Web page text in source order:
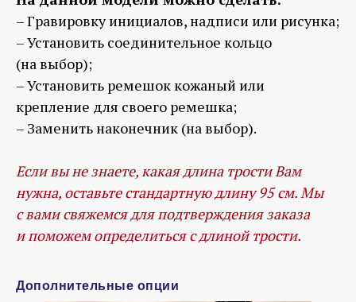
– Гравировку инициалов, надписи или рисунка;
– Установить соединительное кольцо
(на выбор);
– Установить ремешок кожаный или
крепление для своего ремешка;
– Заменить наконечник (на выбор).
Если вы не знаете, какая длина трости Вам
нужна, оставьте стандартную длину 95 см. Мы
с вами свяжемся для подтверждения заказа
и поможем определиться с длиной трости.
Дополнительные опции